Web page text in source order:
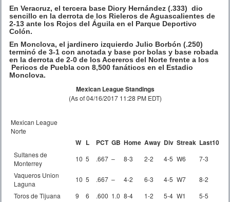
En Veracruz, el tercera base Diory Hernández (.333) dio
sencillo en la derrota de los Rieleros de Aguascalientes de
2-13 ante los Rojos del Águila en el Parque Deportivo
Colón.
En Monclova, el jardinero izquierdo Julio Borbón (.250)
terminó de 3-1 con anotada y base por bolas y base robada
en la derrota de 2-0 de los Acereros del Norte frente a los
Pericos de Puebla con 8,500 fanáticos en el Estadio
Monclova.
Mexican League Standings
(As of 04/16/2017 11:28 PM EDT)
Mexican League
Norte
W L PCT GB Home Away Div Streak Last10
Sultanes de
Monterrey
10 5 .667 – 8-3 2-2 4-5 W6
7-3
Vaqueros Union
Laguna
10 5 .667 – 4-2 6-3 4-5 W7
8-2
Toros de Tijuana
9 6 .600 1.0 8-4 1-2 5-4 W1
5-5